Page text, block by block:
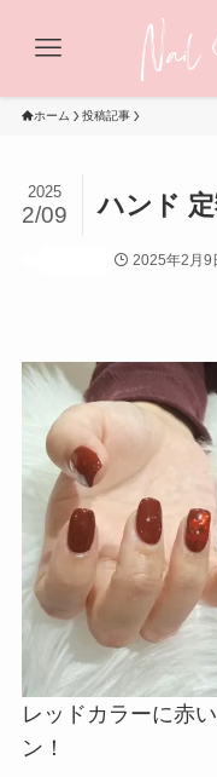
ホーム 投稿記事
ハンド
2025
2/09
2025年2月9
レッドカラーに赤
ン！